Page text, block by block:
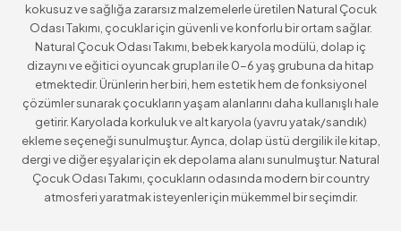
kokusuz ve sağlığa zararsız malzemelerle üretilen Natural Çocuk
Odası Takımı, çocuklar için güvenli ve konforlu bir ortam sağlar.
Natural Çocuk Odası Takımı, bebek karyola modülü, dolap iç
dizaynı ve eğitici oyuncak grupları ile 0-6 yaş grubuna da hitap
etmektedir. Ürünlerin her biri, hem estetik hem de fonksiyonel
çözümler sunarak çocukların yaşam alanlarını daha kullanışlı hale
getirir. Karyolada korkuluk ve alt karyola (yavru yatak/sandık)
ekleme seçeneği sunulmuştur. Ayrıca, dolap üstü dergilik ile kitap,
dergi ve diğer eşyalar için ek depolama alanı sunulmuştur. Natural
Çocuk Odası Takımı, çocukların odasında modern bir country
atmosferi yaratmak isteyenler için mükemmel bir seçimdir.